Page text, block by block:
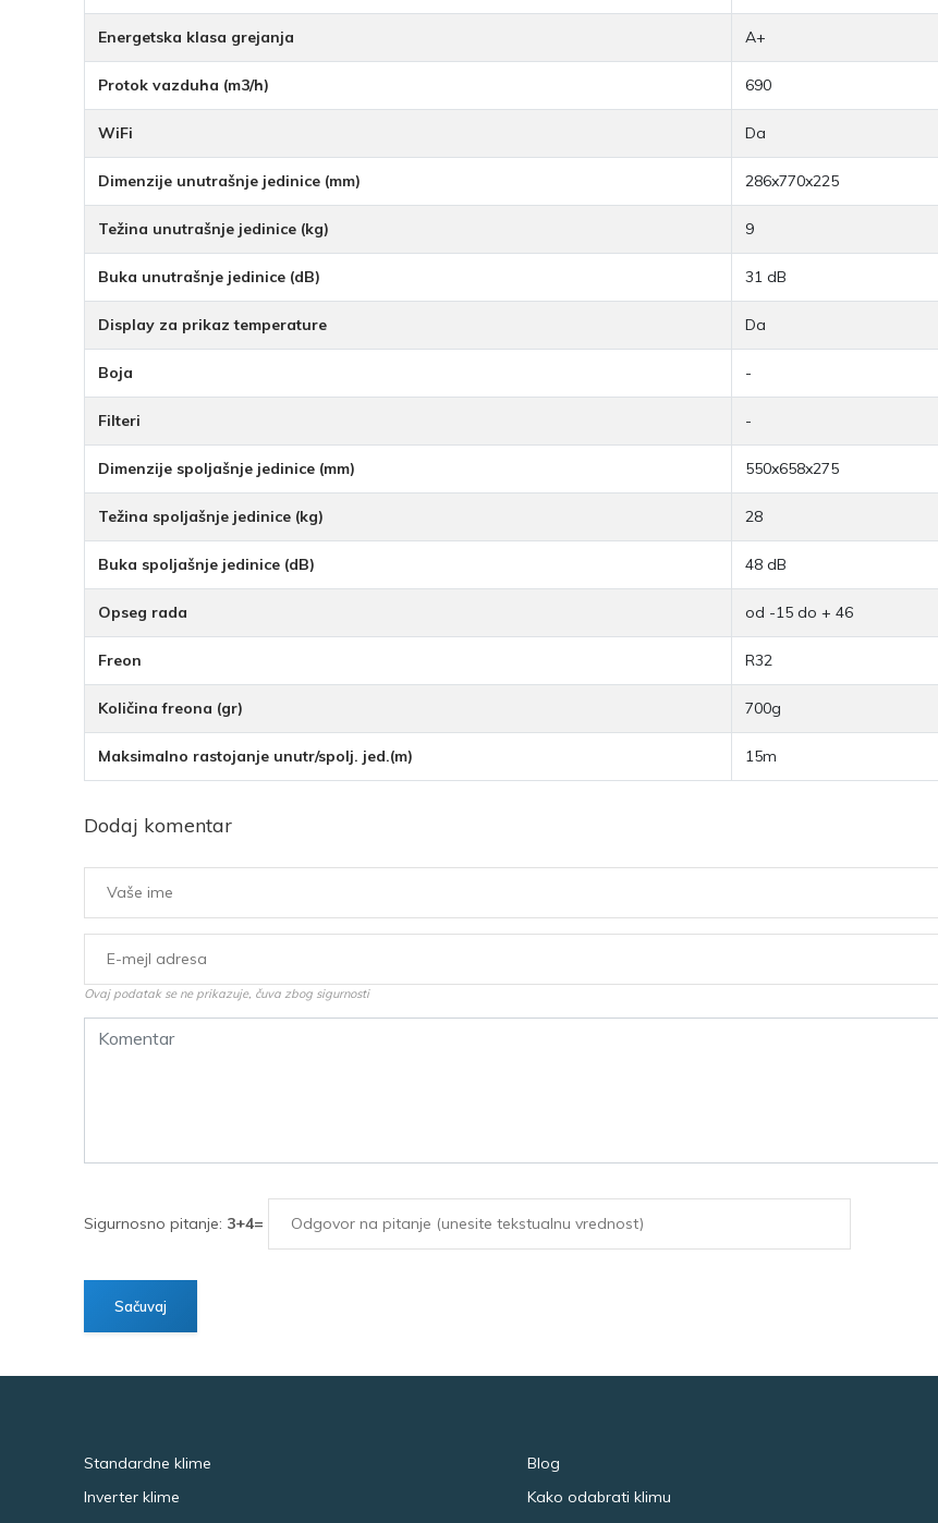
Energetska klasa grejanja A+
Protok vazduha (m3/h) 690
WiFi Da
Dimenzije unutrašnje jedinice (mm) 286x770x225
Težina unutrašnje jedinice (kg) 9
Buka unutrašnje jedinice (dB) 31 dB
Display za prikaz temperature Da
Boja -
Filteri -
Dimenzije spoljašnje jedinice (mm) 550x658x275
Težina spoljašnje jedinice (kg) 28
Buka spoljašnje jedinice (dB) 48 dB
Opseg rada od -15 do + 46
Freon R32
Količina freona (gr) 700g
Maksimalno rastojanje unutr/spolj. jed.(m) 15m
Dodaj komentar
Ovaj podatak se ne prikazuje, čuva zbog sigurnosti
Sigurnosno pitanje: 3+4=
Standardne klime
Inverter klime
Blog
Kako odabrati klimu